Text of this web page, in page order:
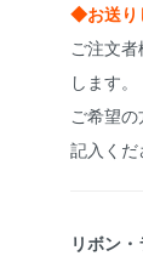
◆お送り
ご注文
します。
ご希望の
記入くだ
リボン・